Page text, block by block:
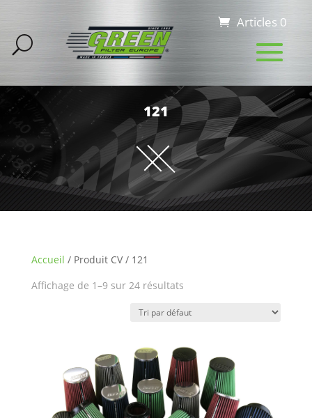
Articles 0
121
Accueil / Produit CV / 121
Affichage de 1–9 sur 24 résultats